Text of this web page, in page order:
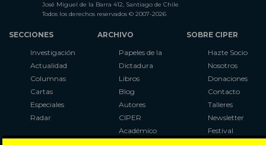
José Miguel de la Barra 412, Santiago de Chile
Todos los derechos reservados © 2007-2026
SECCIONES
Investigación
Actualidad
Columnas
Cartas
Especiales
Radar
ARCHIVO
Papeles de la
Dictadura
Libros
Blog
Autores
CIPER
Académico
SOBRE CIPER
Hazte Socio
Nosotros
Donaciones
Contacto
Talleres
Newsletter
Festival